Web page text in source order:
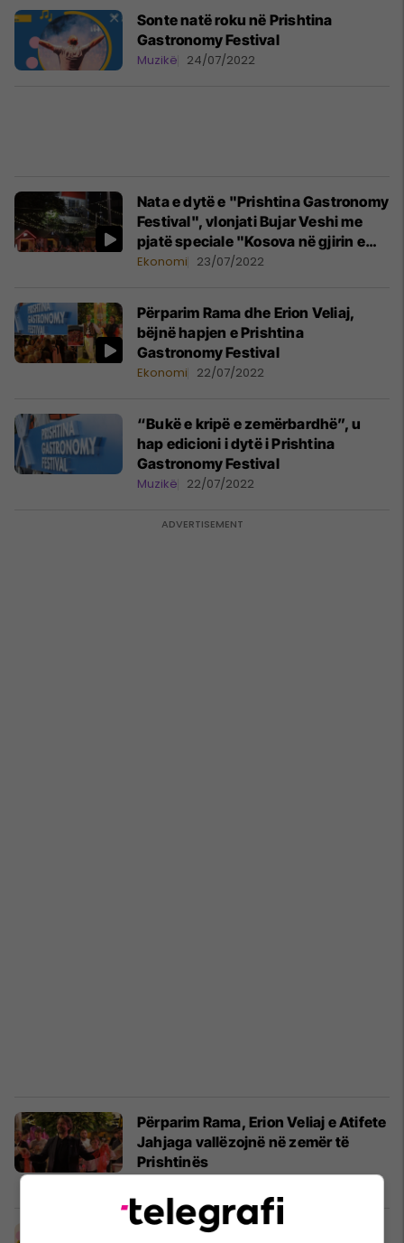
Sonte natë roku në Prishtina
Gastronomy Festival
Muzikë 24/07/2022
Nata e dytë e "Prishtina Gastronomy
Festival", vlonjati Bujar Veshi me
pjatë speciale "Kosova në gjirin e
Vlorës"
Ekonomi 23/07/2022
Përparim Rama dhe Erion Veliaj,
bëjnë hapjen e Prishtina
Gastronomy Festival
Ekonomi 22/07/2022
“Bukë e kripë e zemërbardhë”, u
hap edicioni i dytë i Prishtina
Gastronomy Festival
Muzikë 22/07/2022
Përparim Rama, Erion Veliaj e Atifete
Jahjaga vallëzojnë në zemër të
Prishtinës
“Bukë e kripë e zemërbardhë” - sot